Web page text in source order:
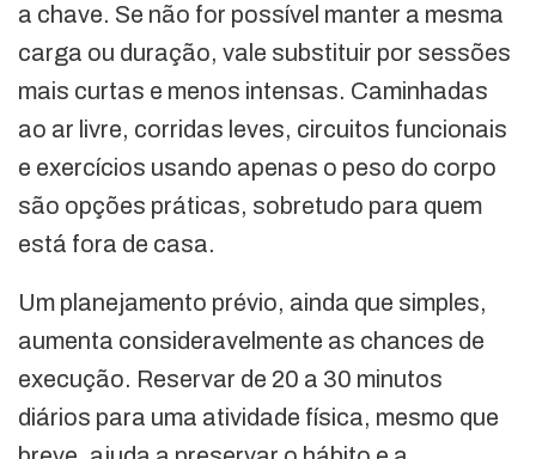
a chave. Se não for possível manter a mesma
carga ou duração, vale substituir por sessões
mais curtas e menos intensas. Caminhadas
ao ar livre, corridas leves, circuitos funcionais
e exercícios usando apenas o peso do corpo
são opções práticas, sobretudo para quem
está fora de casa.
Um planejamento prévio, ainda que simples,
aumenta consideravelmente as chances de
execução. Reservar de 20 a 30 minutos
diários para uma atividade física, mesmo que